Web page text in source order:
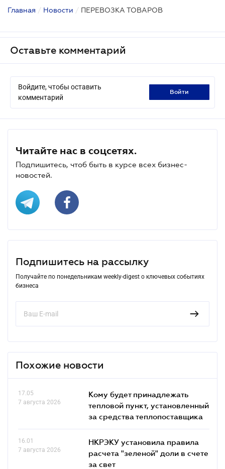
Главная / Новости / ПЕРЕВОЗКА ТОВАРОВ
Оставьте комментарий
Войдите, чтобы оставить
комментарий
войти
Читайте нас в соцсетях.
Подпишитесь, чтоб быть в курсе всех бизнес-
новостей.
Подпишитесь на рассылку
Получайте по понедельникам weekly-digest о ключевых событиях
бизнеса
Похожие новости
17.05
7 августа 2026
Кому будет принадлежать
тепловой пункт, установленный
за средства теплопоставщика
16.01
7 августа 2026
НКРЭКУ установила правила
расчета "зеленой" доли в счете
за свет